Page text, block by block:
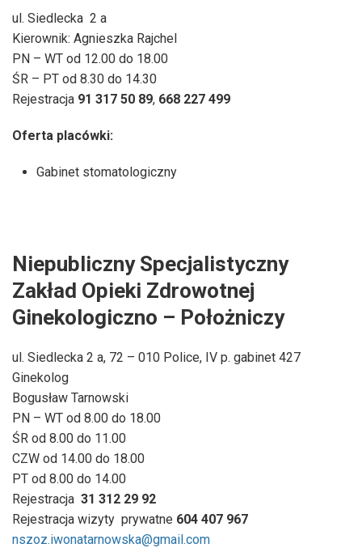
ul. Siedlecka 2 a
Kierownik: Agnieszka Rajchel
PN – WT od 12.00 do 18.00
ŚR – PT od 8.30 do 14.30
Rejestracja 91 317 50 89, 668 227 499
Oferta placówki:
Gabinet stomatologiczny
Niepubliczny Specjalistyczny
Zakład Opieki Zdrowotnej
Ginekologiczno – Położniczy
ul. Siedlecka 2 a, 72 – 010 Police, IV p. gabinet 427
Ginekolog
Bogusław Tarnowski
PN – WT od 8.00 do 18.00
ŚR od 8.00 do 11.00
CZW od 14.00 do 18.00
PT od 8.00 do 14.00
Rejestracja 31 312 29 92
Rejestracja wizyty prywatne 604 407 967
nszoz.iwonatarnowska@gmail.com